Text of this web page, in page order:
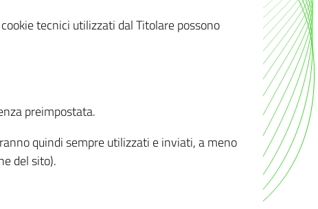
tecnici utilizzati dal Titolare possono
preimpostata.
quindi sempre utilizzati e inviati, a meno
del sito).